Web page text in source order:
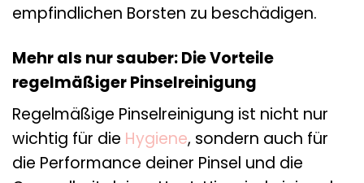
empfindlichen Borsten zu beschädigen.
Mehr als nur sauber: Die Vorteile
regelmäßiger Pinselreinigung
Regelmäßige Pinselreinigung ist nicht nur
wichtig für die Hygiene, sondern auch für
die Performance deiner Pinsel und die